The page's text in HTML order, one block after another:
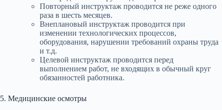
Повторный инструктаж проводится не реже одного
раза в шесть месяцев.
Внеплановый инструктаж проводится при
изменении технологических процессов,
оборудования, нарушении требований охраны труда
и т.д.
Целевой инструктаж проводится перед
выполнением работ, не входящих в обычный круг
обязанностей работника.
5. Медицинские осмотры